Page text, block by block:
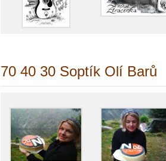
70 40 30 Soptík Olí Barů